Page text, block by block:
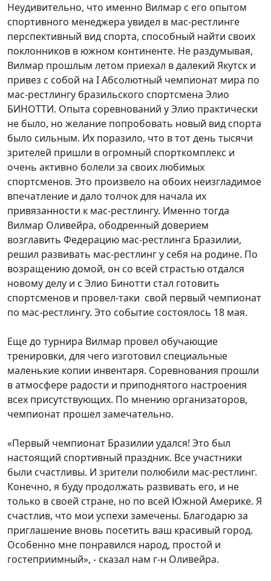
Неудивительно, что именно Вилмар с его опытом
спортивного менеджера увидел в мас-рестлинге
перспективный вид спорта, способный найти своих
поклонников в южном континенте. Не раздумывая,
Вилмар прошлым летом приехал в далекий Якутск и
привез с собой на I Абсолютный чемпионат мира по
мас-рестлингу бразильского спортсмена Элио
БИНОТТИ. Опыта соревнований у Элио практически
не было, но желание попробовать новый вид спорта
было сильным. Их поразило, что в тот день тысячи
зрителей пришли в огромный спорткомплекс и
очень активно болели за своих любимых
спортсменов. Это произвело на обоих неизгладимое
впечатление и дало толчок для начала их
привязанности к мас-рестлингу. Именно тогда
Вилмар Оливейра, ободренный доверием
возглавить Федерацию мас-рестлинга Бразилии,
решил развивать мас-рестлинг у себя на родине. По
возращению домой, он со всей страстью отдался
новому делу и с Элио Бинотти стал готовить
спортсменов и провел-таки свой первый чемпионат
по мас-рестлингу. Это событие состоялось 18 мая.
Еще до турнира Вилмар провел обучающие
тренировки, для чего изготовил специальные
маленькие копии инвентаря. Соревнования прошли
в атмосфере радости и приподнятого настроения
всех присутствующих. По мнению организаторов,
чемпионат прошел замечательно.
«Первый чемпионат Бразилии удался! Это был
настоящий спортивный праздник. Все участники
были счастливы. И зрители полюбили мас-рестлинг.
Конечно, я буду продолжать развивать его, и не
только в своей стране, но по всей Южной Америке. Я
счастлив, что мои успехи замечены. Благодарю за
приглашение вновь посетить ваш красивый город.
Особенно мне понравился народ, простой и
гостеприимный», - сказал нам г-н Оливейра.